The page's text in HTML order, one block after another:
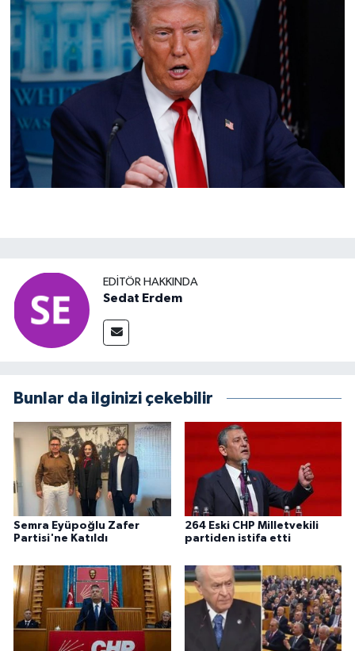
EDITÖR HAKKINDA
Sedat Erdem
Bunlar da ilginizi çekebilir
Semra Eyüpoğlu Zafer
Partisi'ne Katıldı
264 Eski CHP Milletvekili
partiden istifa etti